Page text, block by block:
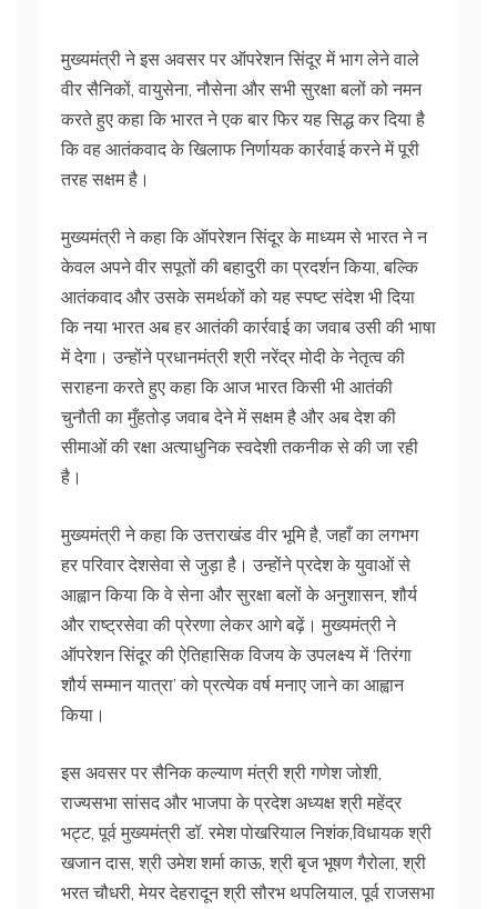
मुख्यमंत्री ने इस अवसर पर ऑपरेशन सिंदूर में भाग लेने वाले
वीर सैनिकों, वायुसेना, नौसेना और सभी सुरक्षा बलों को नमन
करते हुए कहा कि भारत ने एक बार फिर यह सिद्ध कर दिया है
कि वह आतंकवाद के खिलाफ निर्णायक कार्रवाई करने में पूरी
तरह सक्षम है।
मुख्यमंत्री ने कहा कि ऑपरेशन सिंदूर के माध्यम से भारत ने न
केवल अपने वीर सपूतों की बहादुरी का प्रदर्शन किया, बल्कि
आतंकवाद और उसके समर्थकों को यह स्पष्ट संदेश भी दिया
कि नया भारत अब हर आतंकी कार्रवाई का जवाब उसी की भाषा
में देगा। उन्होंने प्रधानमंत्री श्री नरेंद्र मोदी के नेतृत्व की
सराहना करते हुए कहा कि आज भारत किसी भी आतंकी
चुनौती का मुँहतोड़ जवाब देने में सक्षम है और अब देश की
सीमाओं की रक्षा अत्याधुनिक स्वदेशी तकनीक से की जा रही
है।
मुख्यमंत्री ने कहा कि उत्तराखंड वीर भूमि है, जहाँ का लगभग
हर परिवार देशसेवा से जुड़ा है। उन्होंने प्रदेश के युवाओं से
आह्वान किया कि वे सेना और सुरक्षा बलों के अनुशासन, शौर्य
और राष्ट्रसेवा की प्रेरणा लेकर आगे बढ़ें। मुख्यमंत्री ने
ऑपरेशन सिंदूर की ऐतिहासिक विजय के उपलक्ष्य में ‘तिरंगा
शौर्य सम्मान यात्रा’ को प्रत्येक वर्ष मनाए जाने का आह्वान
किया।
इस अवसर पर सैनिक कल्याण मंत्री श्री गणेश जोशी,
राज्यसभा सांसद और भाजपा के प्रदेश अध्यक्ष श्री महेंद्र
भट्ट, पूर्व मुख्यमंत्री डॉ. रमेश पोखरियाल निशंक,विधायक श्री
खजान दास, श्री उमेश शर्मा काऊ, श्री बृज भूषण गैरोला, श्री
भरत चौधरी, मेयर देहरादून श्री सौरभ थपलियाल, पूर्व राजसभा